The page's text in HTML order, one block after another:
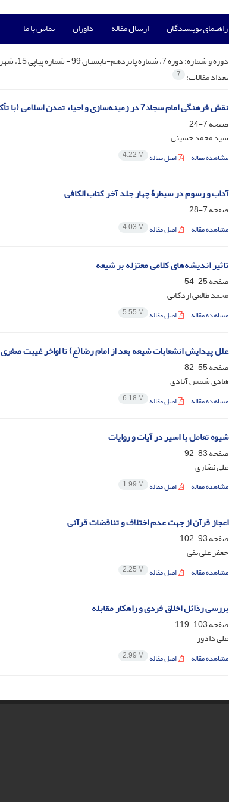
راهنمای نویسندگان ارسال مقاله داوران تماس با ما
دوره و شماره:دوره 7، شماره پانزدهم-تابستان 99 - شماره پیاپی 15، شهریور 1399
تعداد مقالات: 7
نقش فرهنگی امام سجاد7 در زمینه‌سازی و احیاء تمدن اسلامی (با تأکید بر رساله حقوق)
صفحه7-24
سید محمد حسینی
مشاهده مقاله اصل مقاله 4.22 M
آداب و رسوم در سیطرۀ چهار جلد آخر کتاب الکافی
صفحه7-28
مشاهده مقاله اصل مقاله 4.03 M
تاثیر اندیشه‌های کلامی معتزله بر شیعه
صفحه25-54
محمد طالعی اردکانی
مشاهده مقاله اصل مقاله 5.55 M
علل پیدایش انشعابات شیعه بعد از امام رضا(ع) تا اواخر غیبت صغری
صفحه55-82
هادی شمس آبادی
مشاهده مقاله اصل مقاله 6.18 M
شیوه تعامل با اسیر در آیات و روایات
صفحه83-92
علی نصّاری
مشاهده مقاله اصل مقاله 1.99 M
اعجاز قرآن از جهت عدم اختلاف و تناقضات قرآنی
صفحه93-102
جعفر علی نقی
مشاهده مقاله اصل مقاله 2.25 M
بررسی رذائل اخلاق فردی و راهکار مقابله
صفحه103-119
علی دادور
مشاهده مقاله اصل مقاله 2.99 M